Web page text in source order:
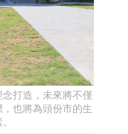
打造，未來將不僅
也將為頭份市的生